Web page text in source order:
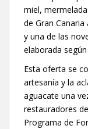
miel,
de Gran
y una de las
elaborada
Esta oferta se
artesanía y la
aguacate una
restauradores
Programa de